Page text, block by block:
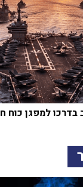
למפגן כוח